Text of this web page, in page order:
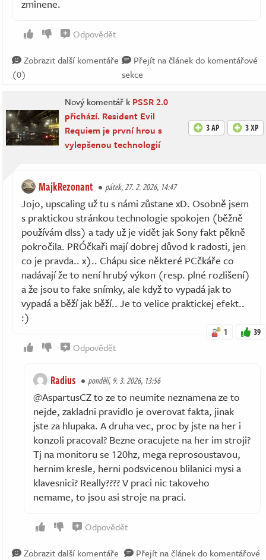
zminene.
Odpovědět
Zobrazit další komentáře
(0)
Přejít na článek do komentářové
sekce
Nový komentář k PSSR 2.0
přichází. Resident Evil
Requiem je první hrou s
vylepšenou technologií
3 AP 3 XP
MajkRezonant pátek, 27. 2. 2026, 14:47
Jojo, upscaling už tu s námi zůstane xD. Osobně jsem
s praktickou stránkou technologie spokojen (běžně
používám dlss) a tady už je vidět jak Sony fakt pěkně
pokročila. PRÓčkaři mají dobrej důvod k radosti, jen
co je pravda.. x).. Chápu sice některé PCčkáře co
nadávají že to není hrubý výkon (resp. plné rozlišení)
a že jsou to fake snímky, ale když to vypadá jak to
vypadá a běží jak běží.. Je to velice praktickej efekt..
:)
1 39
Odpovědět
Radius pondělí, 9. 3. 2026, 13:56
@AspartusCZ to ze to neumite neznamena ze to
nejde, zakladni pravidlo je overovat fakta, jinak
jste za hlupaka. A druha vec, proc by jste na her i
konzoli pracoval? Bezne oracujete na her im stroji?
Tj na monitoru se 120hz, mega reprosoustavou,
hernim kresle, herni podsvicenou blilanici mysi a
klavesnici? Really???? V praci nic takoveho
nemame, to jsou asi stroje na praci.
Odpovědět
Zobrazit další komentáře
Přejít na článek do komentářové